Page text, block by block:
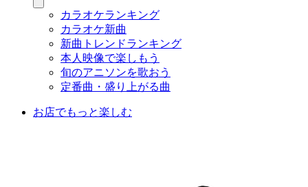
カラオケランキング
カラオケ新曲
新曲トレンドランキング
本人映像で楽しもう
旬のアニソンを歌おう
定番曲・盛り上がる曲
お店でもっと楽しむ